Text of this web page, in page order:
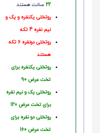
22 سانت هستند
روتختی یکنفره و یک و
نیم نفره 4 تکه
روتختی دونفره 6 تکه
هستند
روتختی یکنفره برای
تخت عرض 90
روتختی یک و نیم نفره
برای تخت عرض 120
روتختی دو نفره برای
تخت عرض 160